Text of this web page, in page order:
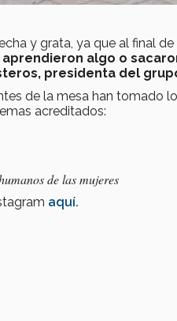
y grata, ya que al final
aprendieron algo o
presidenta del
de la mesa han tomado
acreditados:
de las mujeres
aquí.